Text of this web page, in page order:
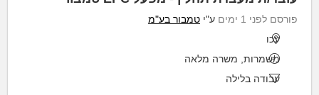
פורסם לפני 1 ימים ע"י טמבור בע"מ
עכו
משמרות, משרה מלאה
עבודה בלילה